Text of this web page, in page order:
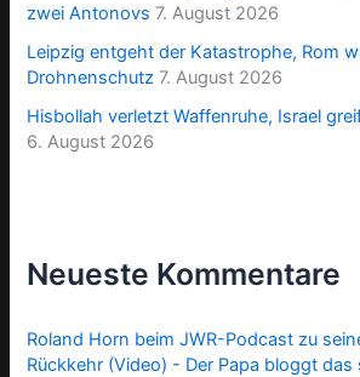
zwei Antonovs 7. August 2026
Leipzig entgeht der Katastrophe, Rom
Drohnenschutz 7. August 2026
Hisbollah verletzt Waffenruhe, Israel
6. August 2026
Neueste Kommentare
Roland Horn beim JWR-Podcast zu
Rückkehr (Video) - Der Papa bloggt das